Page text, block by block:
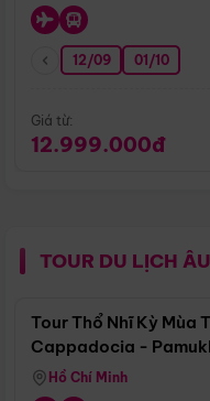
12/09 01/10
Giá từ:
12.999.000đ
TOUR DU LỊCH
Tour Thổ Nhĩ Kỳ Mùa
Cappadocia -
Hồ Chí Minh